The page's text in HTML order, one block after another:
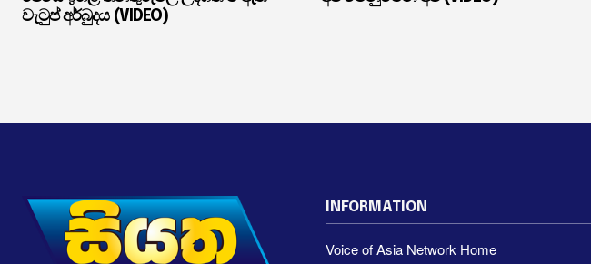
වැටුප් අර්බුදය (VIDEO)
INFORMATION
Voice of Asia Network Home